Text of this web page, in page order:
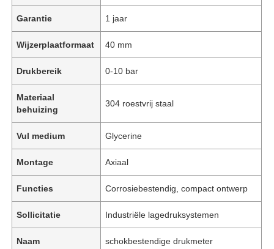
Garantie 1 jaar
Wijzerplaatformaat 40 mm
Drukbereik 0-10 bar
Materiaal
behuizing
304 roestvrij staal
Vul medium Glycerine
Montage Axiaal
Functies Corrosiebestendig, compact ontwerp
Sollicitatie Industriële lagedruksystemen
Naam schokbestendige drukmeter